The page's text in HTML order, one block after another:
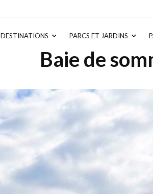
DESTINATIONS PARCS ET JARDINS
Baie de